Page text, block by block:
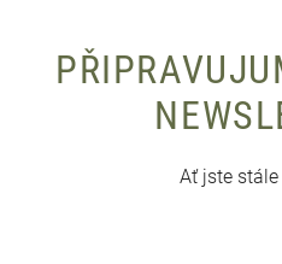
Ať jste stále